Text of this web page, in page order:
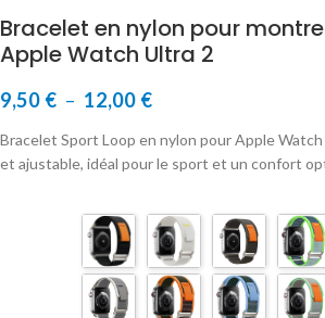
Bracelet en nylon pour
Apple Watch Ultra 2
9,50 € – 12,00 €
Bracelet Sport Loop en nylon pour Apple
et ajustable, idéal pour le sport et un confort